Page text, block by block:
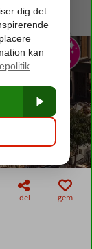
del gem